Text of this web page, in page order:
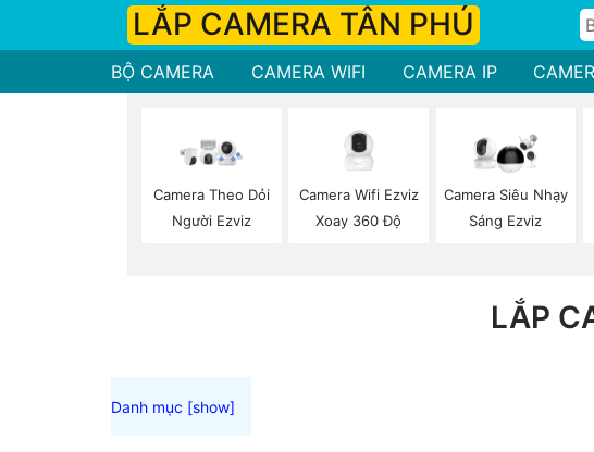
LẮP CAMERA TÂN PHÚ
BỘ CAMERA CAMERA WIFI CAMERA IP
Camera Theo Dỏi
Người Ezviz
Camera Wifi Ezviz
Xoay 360 Độ
Camera Siêu Nhạy
Sáng Ezviz
LẮP